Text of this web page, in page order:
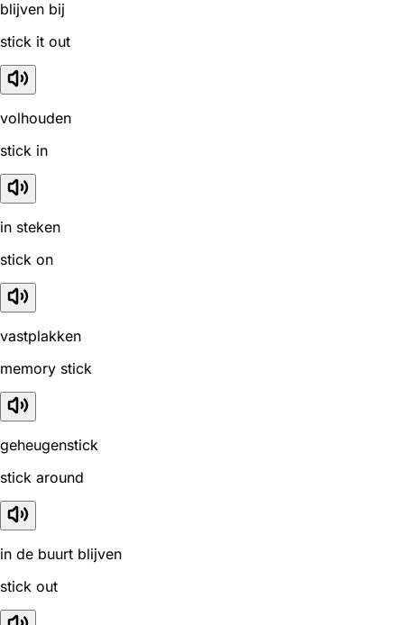
blijven bij
stick it out
volhouden
stick in
in steken
stick on
vastplakken
memory stick
geheugenstick
stick around
in de buurt blijven
stick out